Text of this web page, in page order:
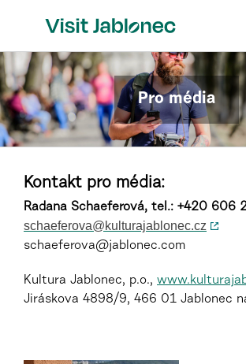
Pro média
Kontakt pro média:
Radana Schaeferová, tel.: +420 606
schaeferova@kulturajablonec.cz
schaeferova@jablonec.com
Kultura Jablonec, p.o.,
Jiráskova 4898/9, 466 01 Jablonec